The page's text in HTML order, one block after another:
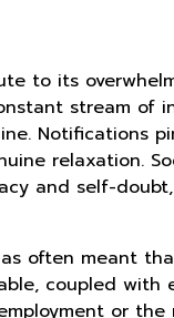
to its
stream of
Notifications
relaxation.
and self-
often meant
coupled with
or